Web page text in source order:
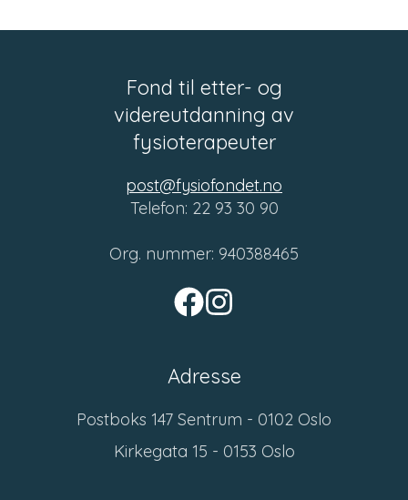
Fond til etter- og
videreutdanning av
fysioterapeuter
post@fysiofondet.no
Telefon: 22 93 30 90
Org. nummer: 940388465
Adresse
Postboks 147 Sentrum - 0102 Oslo
Kirkegata 15 - 0153 Oslo